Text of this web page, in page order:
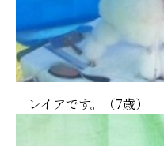
レイアです。（7歳）